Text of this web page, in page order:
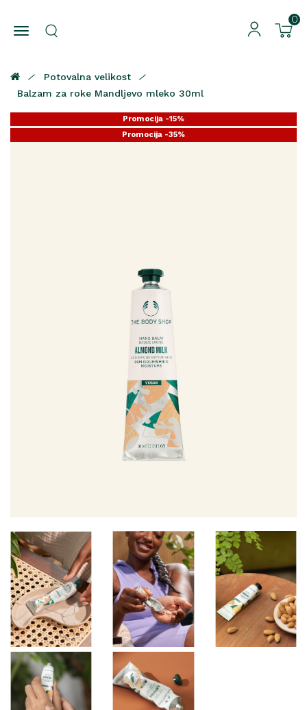
0
Potovalna velikost
Balzam za roke Mandljevo mleko 30ml
Promocija -15%
Promocija -25%
Promocija -35%